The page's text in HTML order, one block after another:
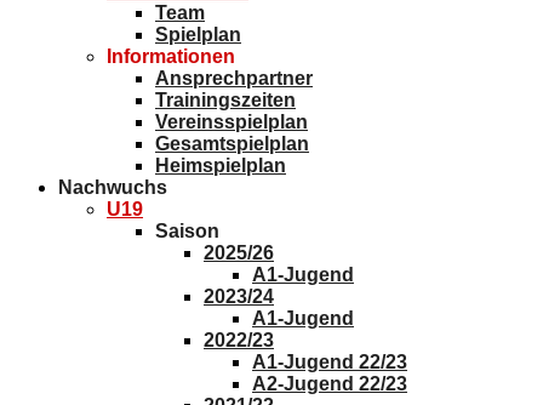
Team
Spielplan
Informationen
Ansprechpartner
Trainingszeiten
Vereinsspielplan
Gesamtspielplan
Heimspielplan
Nachwuchs
U19
Saison
2025/26
A1-Jugend
2023/24
A1-Jugend
2022/23
A1-Jugend 22/23
A2-Jugend 22/23